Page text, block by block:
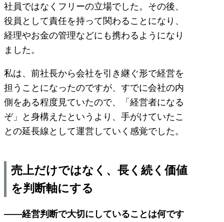
社員ではなくフリーの立場でした。その後、
役員として責任を持って関わることになり、
経理やお金の管理などにも携わるようになり
ました。
私は、前社長から会社を引き継ぐ形で経営を
担うことになったのですが、すでに会社の内
側をある程度見ていたので、「経営者になる
ぞ」と身構えたというより、手がけていたこ
との延長線として運営していく感覚でした。
売上だけではなく、長く続く価値
を判断軸にする
——経営判断で大切にしていることは何です